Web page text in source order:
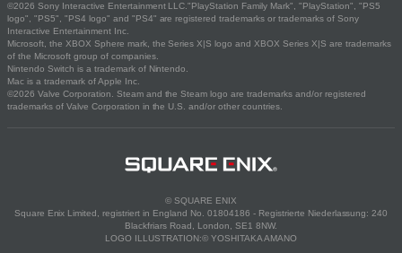
©2026 Sony Interactive Entertainment LLC."PlayStation Family Mark", "PlayStation", "PS5
logo", "PS5", "PS4 logo" and "PS4" are registered trademarks or trademarks of Sony
Interactive Entertainment Inc.
Microsoft, the XBOX Sphere mark, the Series X|S logo and XBOX Series X|S are trademarks
of the Microsoft group of companies.
Nintendo Switch is a trademark of Nintendo.
Mac is a trademark of Apple Inc.
©2026 Valve Corporation. Steam and the Steam logo are trademarks and/or registered
trademarks of Valve Corporation in the U.S. and/or other countries.
© SQUARE ENIX
Square Enix Limited, registriert in England No. 01804186 - Registrierte Niederlassung: 240
Blackfriars Road, London, SE1 8NW.
LOGO ILLUSTRATION:© YOSHITAKA AMANO